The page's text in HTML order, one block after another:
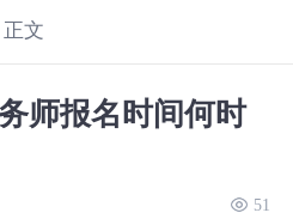
正文
师报名时间何时
51